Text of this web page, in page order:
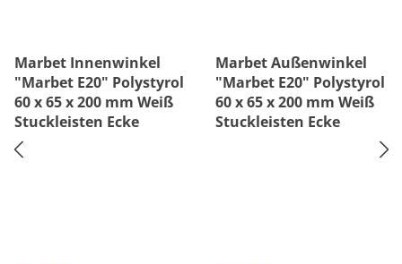
Marbet Innenwinkel
"Marbet E20" Polystyrol
60 x 65 x 200 mm Weiß
Stuckleisten Ecke
Marbet Außenwinkel
"Marbet E20" Polystyrol
60 x 65 x 200 mm Weiß
Stuckleisten Ecke